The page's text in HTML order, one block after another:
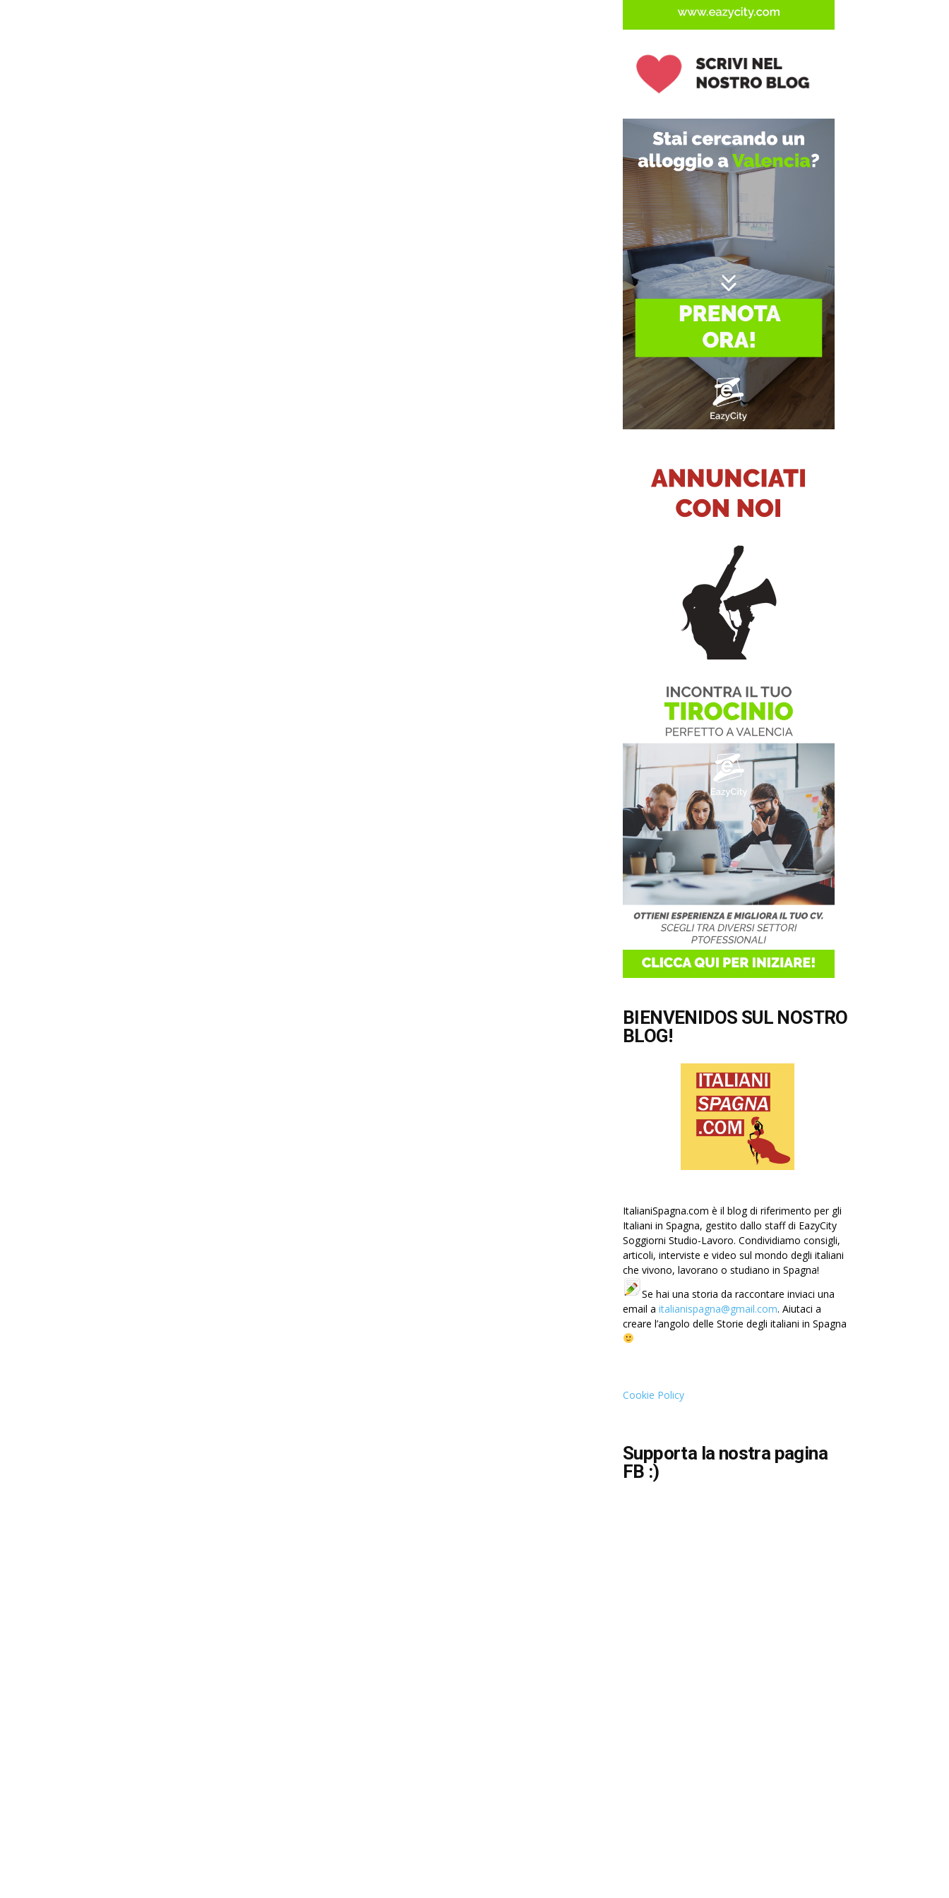
BIENVENIDOS SUL NOSTRO
BLOG!
ItalianiSpagna.com è il blog di riferimento per gli
Italiani in Spagna, gestito dallo staff di EazyCity
Soggiorni Studio-Lavoro. Condividiamo consigli,
articoli, interviste e video sul mondo degli italiani
che vivono, lavorano o studiano in Spagna!
Se hai una storia da raccontare inviaci una
email a italianispagna@gmail.com. Aiutaci a
creare l’angolo delle Storie degli italiani in Spagna
Cookie Policy
Supporta la nostra pagina
FB :)